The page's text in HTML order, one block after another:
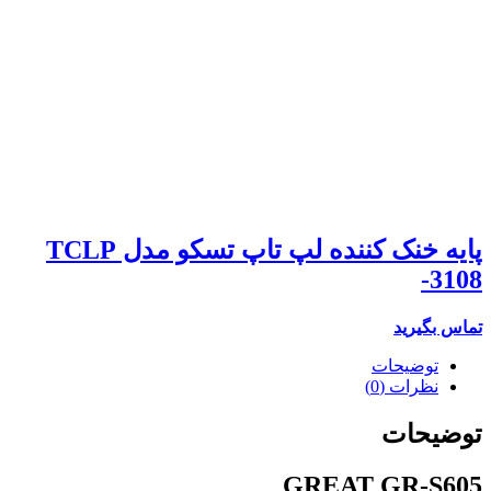
پایه خنک کننده لپ تاپ تسکو مدل TCLP
-3108
تماس بگیرید
توضیحات
نظرات (0)
توضیحات
GREAT GR-S605